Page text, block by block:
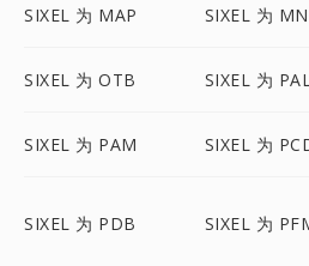
SIXEL 为 MAP SIXEL 为
SIXEL 为 OTB SIXEL 为
SIXEL 为 PAM SIXEL 为
SIXEL 为 PDB SIXEL 为